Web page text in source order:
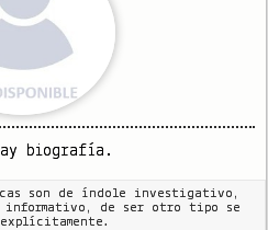
biografía.
son de índole investigativo,
informativo, de ser otro tipo se